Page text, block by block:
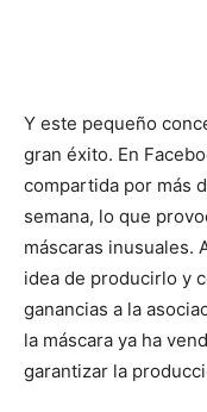
Y este pequeño
gran éxito. En
compartida por más
semana, lo que
máscaras inusuales.
idea de producirlo y
ganancias a la
la máscara ya ha
garantizar la